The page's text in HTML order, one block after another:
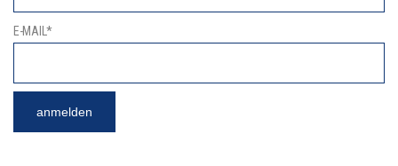
E-MAIL*